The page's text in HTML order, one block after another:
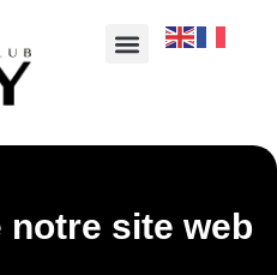
notre site web